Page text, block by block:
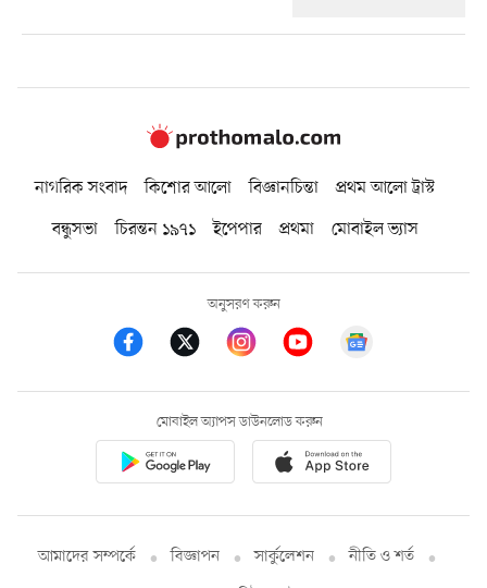
নাগরিক সংবাদ কিশোর আলো বিজ্ঞানচিন্তা
প্রথম আলো ট্রাস্ট
বন্ধুসভা
চিরন্তন ১৯৭১ ইপেপার প্রথমা মোবাইল ভ্যাস
অনুসরণ করুন
মোবাইল অ্যাপস ডাউনলোড করুন
আমাদের সম্পর্কে বিজ্ঞাপন সার্কুলেশন
নীতি ও শর্ত